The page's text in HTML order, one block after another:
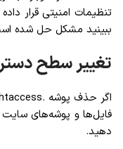
ببینید مشکل حل شده
تغییر سطح
فایل‌ها و پوشه‌های سایت
دهید.